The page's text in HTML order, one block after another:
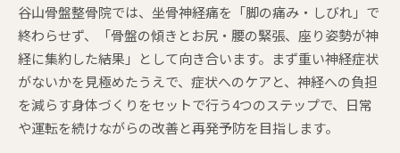
谷山骨盤整骨院では、坐骨神経痛を「脚の痛み・しびれ」で
終わらせず、「骨盤の傾きとお尻・腰の緊張、座り姿勢が神
経に集約した結果」として向き合います。まず重い神経症状
がないかを見極めたうえで、症状へのケアと、神経への負担
を減らす身体づくりをセットで行う4つのステップで、日常
や運転を続けながらの改善と再発予防を目指します。